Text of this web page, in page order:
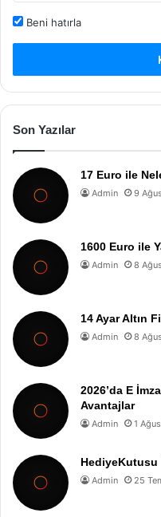
Beni hatırla
Son Yazılar
17 Euro ile
Admin 9
1600 Euro ile
Admin 8
14 Ayar Altın
Admin 8
2026’da E
Avantajlar
Admin 1
HediyeKutusu
Admin 25